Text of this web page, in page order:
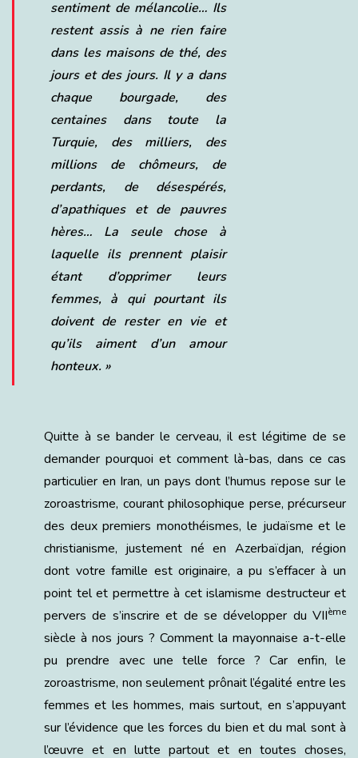
sentiment de mélancolie… Ils
restent assis à ne rien faire
dans les maisons de thé, des
jours et des jours. Il y a dans
chaque bourgade, des
centaines dans toute la
Turquie, des milliers, des
millions de chômeurs, de
perdants, de désespérés,
d’apathiques et de pauvres
hères… La seule chose à
laquelle ils prennent plaisir
étant d’opprimer leurs
femmes, à qui pourtant ils
doivent de rester en vie et
qu’ils aiment d’un amour
honteux. »
Quitte à se bander le cerveau, il est légitime de se
demander pourquoi et comment là-bas, dans ce cas
particulier en Iran, un pays dont l’humus repose sur le
zoroastrisme, courant philosophique perse, précurseur
des deux premiers monothéismes, le judaïsme et le
christianisme, justement né en Azerbaïdjan, région
dont votre famille est originaire, a pu s’effacer à un
point tel et permettre à cet islamisme destructeur et
pervers de s’inscrire et de se développer du VIIème
siècle à nos jours ? Comment la mayonnaise a-t-elle
pu prendre avec une telle force ? Car enfin, le
zoroastrisme, non seulement prônait l’égalité entre les
femmes et les hommes, mais surtout, en s’appuyant
sur l’évidence que les forces du bien et du mal sont à
l’œuvre et en lutte partout et en toutes choses,